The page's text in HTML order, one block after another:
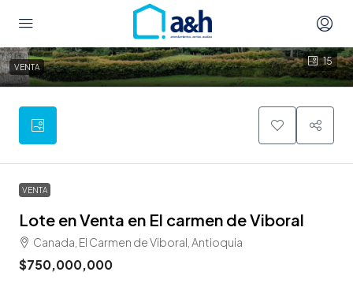
15
VENTA
VENTA
Lote en Venta en El carmen de Viboral
Canada, El Carmen de Viboral, Antioquia
$750,000,000